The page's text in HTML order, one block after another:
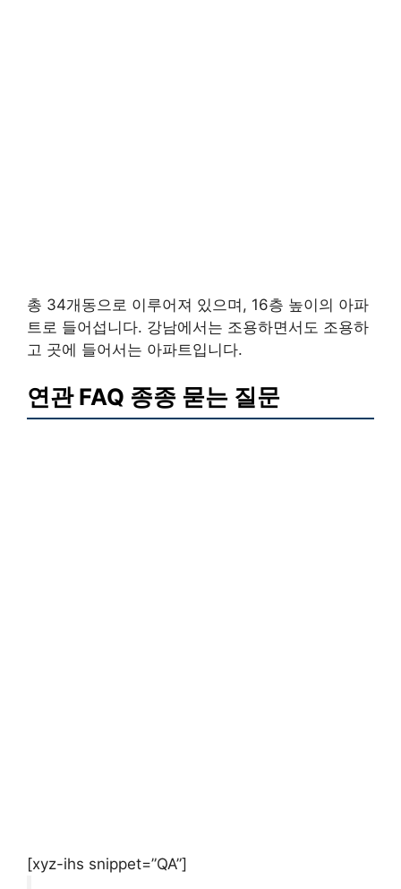
총 34개동으로 이루어져 있으며, 16층 높이의 아파
트로 들어섭니다. 강남에서는 조용하면서도 조용하
고 곳에 들어서는 아파트입니다.
연관 FAQ 종종 묻는 질문
[xyz-ihs snippet=”QA”]